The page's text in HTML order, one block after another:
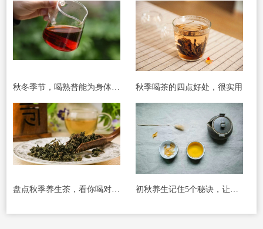
秋冬季节，喝熟普能为身体带来哪些好处? 秋季喝茶的四点好处，很实用
盘点秋季养生茶，看你喝对没有?